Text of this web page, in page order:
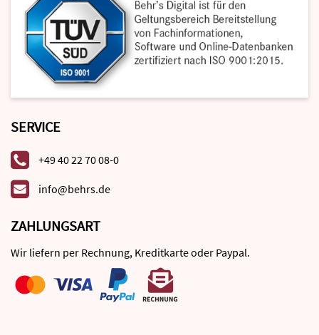
SERVICE
+49 40 22 70 08-0
info@behrs.de
ZAHLUNGSART
Wir liefern per Rechnung, Kreditkarte oder Paypal.